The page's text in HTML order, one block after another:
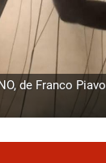
de Franco